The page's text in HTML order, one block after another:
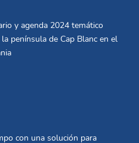
y agenda 2024 temático
península de Cap Blanc en el
con una solución para